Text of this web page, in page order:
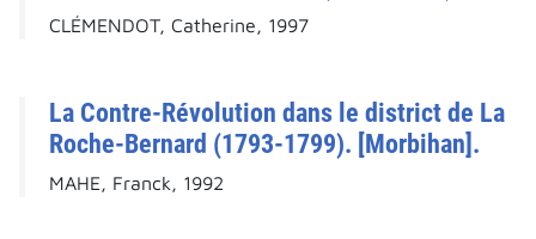
CLÉMENDOT, Catherine, 1997
La Contre-Révolution dans le district de La
Roche-Bernard (1793-1799). [Morbihan].
MAHE, Franck, 1992